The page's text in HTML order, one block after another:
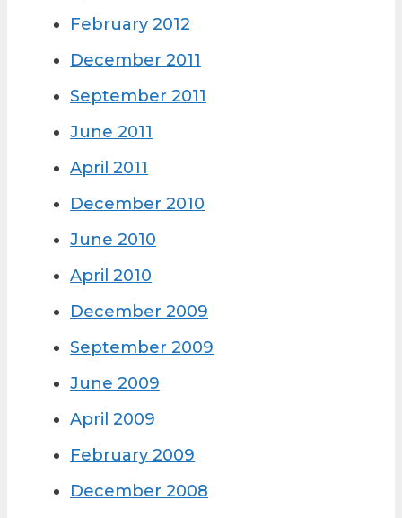
February 2012
December 2011
September 2011
June 2011
April 2011
December 2010
June 2010
April 2010
December 2009
September 2009
June 2009
April 2009
February 2009
December 2008